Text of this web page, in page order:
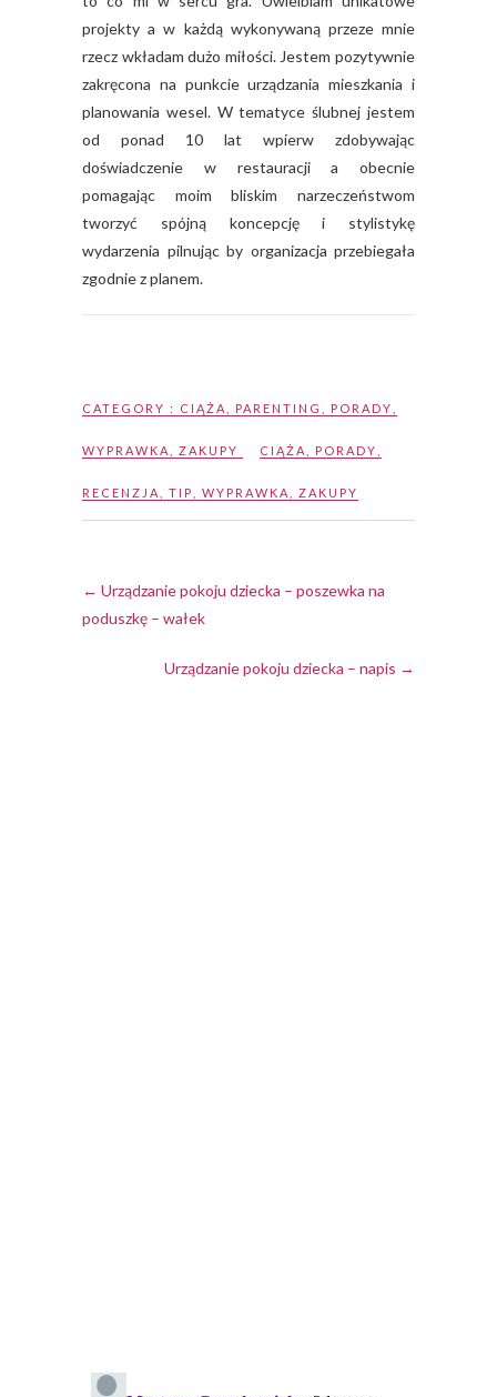
projekty a w każdą wykonywaną przeze mnie
rzecz wkładam dużo miłości. Jestem pozytywnie
zakręcona na punkcie urządzania mieszkania i
planowania wesel. W tematyce ślubnej jestem
od ponad 10 lat wpierw zdobywając
doświadczenie w restauracji a obecnie
pomagając moim bliskim narzeczeństwom
tworzyć spójną koncepcję i stylistykę
wydarzenia pilnując by organizacja przebiegała
zgodnie z planem.
CATEGORY : CIĄŻA PARENTING PORADY
WYPRAWKA ZAKUPY CIĄŻA PORADY
RECENZJA TIP WYPRAWKA ZAKUPY
← Urządzanie pokoju dziecka – poszewka na
poduszkę – wałek
Urządzanie pokoju dziecka – napis →